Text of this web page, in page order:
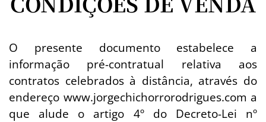
O presente documento estabelece a
informação pré-contratual relativa aos
contratos celebrados à distância, através do
endereço www.jorgechichorrorodrigues.com a
que alude o artigo 4º do Decreto-Lei nº